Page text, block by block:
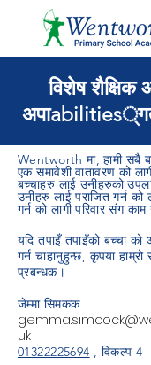
विशेष शैक्षिक
Wentworth मा, हामी सबै
एक समावेशी वातावरण को
बच्चाहरु लाई उनीहरुको
उनीहरु लाई पराजित गर्न को
गर्न को लागी परिवार संग काम
यदि तपाइँ तपाइँको बच्चा
गर्न चाहानुहुन्छ, कृपया हाम्रो
प्रबन्धक।
जेम्मा सिमकक
uk
01322225694 , विकल्प 4